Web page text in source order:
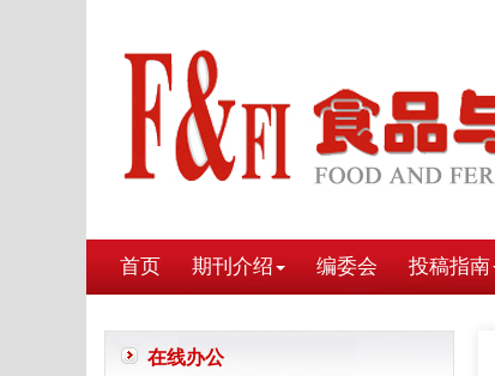
首页 期刊介绍 编委会 投稿指南
在线办公